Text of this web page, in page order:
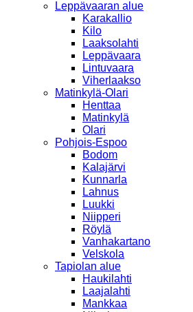
Leppävaaran alue
Karakallio
Kilo
Laaksolahti
Leppävaara
Lintuvaara
Viherlaakso
Matinkylä-Olari
Henttaa
Matinkylä
Olari
Pohjois-Espoo
Bodom
Kalajärvi
Kunnarla
Lahnus
Luukki
Niipperi
Röylä
Vanhakartano
Velskola
Tapiolan alue
Haukilahti
Laajalahti
Mankkaa